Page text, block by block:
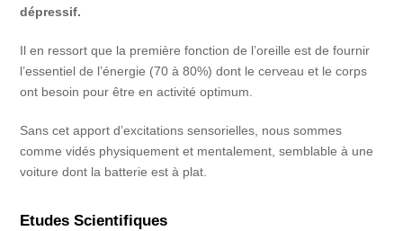
dépressif.
Il en ressort que la première fonction de l’oreille est de fournir
l’essentiel de l’énergie (70 à 80%) dont le cerveau et le corps
ont besoin pour être en activité optimum.
Sans cet apport d’excitations sensorielles, nous sommes
comme vidés physiquement et mentalement, semblable à une
voiture dont la batterie est à plat.
Etudes Scientifiques